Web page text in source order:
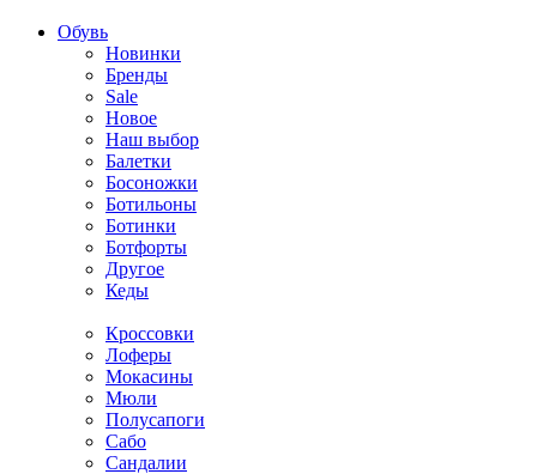
Обувь
Новинки
Бренды
Sale
Новое
Наш выбор
Балетки
Босоножки
Ботильоны
Ботинки
Ботфорты
Другое
Кеды
Кроссовки
Лоферы
Мокасины
Мюли
Полусапоги
Сабо
Сандалии